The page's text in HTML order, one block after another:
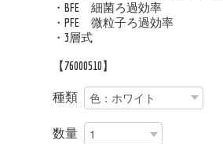
・BFE 細菌ろ過効率
・PFE 微粒子ろ過効率
・3層式
【76000510】
種類
数量